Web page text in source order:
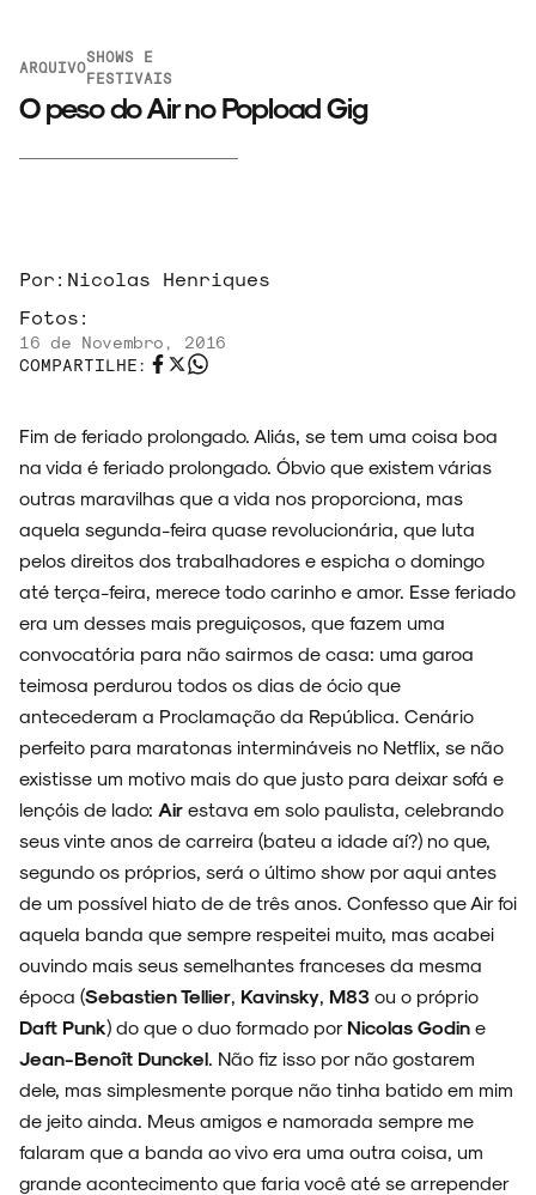
ARQUIVO
ESPECIAIS
ARQUIVO
SHOWS E
FESTIVAIS
O peso do Air no Popload Gig
Por: Nicolas Henriques
Fotos:
16 de Novembro, 2016
COMPARTILHE:
Fim de feriado prolongado. Aliás, se tem uma coisa boa
na vida é feriado prolongado. Óbvio que existem várias
outras maravilhas que a vida nos proporciona, mas
aquela segunda-feira quase revolucionária, que luta
pelos direitos dos trabalhadores e espicha o domingo
até terça-feira, merece todo carinho e amor. Esse feriado
era um desses mais preguiçosos, que fazem uma
convocatória para não sairmos de casa: uma garoa
teimosa perdurou todos os dias de ócio que
antecederam a Proclamação da República. Cenário
perfeito para maratonas intermináveis no Netflix, se não
existisse um motivo mais do que justo para deixar sofá e
lençóis de lado: Air estava em solo paulista, celebrando
seus vinte anos de carreira (bateu a idade aí?) no que,
segundo os próprios, será o último show por aqui antes
de um possível hiato de de três anos. Confesso que Air foi
aquela banda que sempre respeitei muito, mas acabei
ouvindo mais seus semelhantes franceses da mesma
época (Sebastien Tellier Kavinsky M83 ou o próprio
Daft Punk) do que o duo formado por Nicolas Godin e
Jean-Benoît Dunckel . Não fiz isso por não gostarem
dele, mas simplesmente porque não tinha batido em mim
de jeito ainda. Meus amigos e namorada sempre me
falaram que a banda ao vivo era uma outra coisa, um
grande acontecimento que faria você até se arrepender